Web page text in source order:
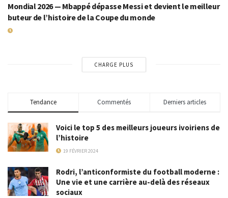
Mondial 2026 — Mbappé dépasse Messi et devient le meilleur
buteur de l’histoire de la Coupe du monde
CHARGE PLUS
Tendance Commentés Derniers articles
Voici le top 5 des meilleurs joueurs ivoiriens de
l’histoire
19 FÉVRIER 2024
Rodri, l’anticonformiste du football moderne :
Une vie et une carrière au-delà des réseaux
sociaux